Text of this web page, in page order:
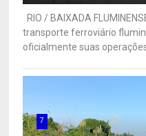
RIO / BAIXADA
transporte ferroviário
oficialmente suas
7